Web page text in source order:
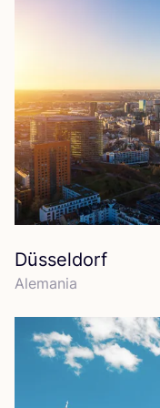
Düsseldorf
Ale­ma­nia